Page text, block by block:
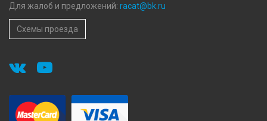
Для жалоб и предложений: racat@bk.ru
Схемы проезда